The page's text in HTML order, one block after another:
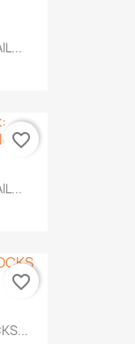
favorite_border
favorite_border